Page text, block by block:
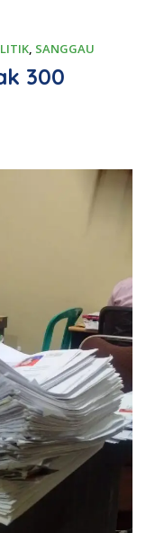
, SANGGAU
300